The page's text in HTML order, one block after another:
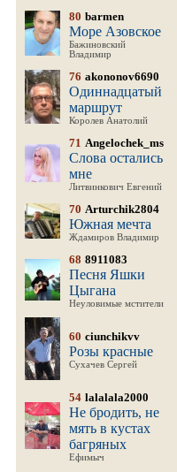
80 barmen
Море Азовское
Бажиновский
Владимир
76 akononov6690
Одиннадцатый
маршрут
Королев Анатолий
71 Angelochek_ms
Слова остались
мне
Литвинкович Евгений
70 Arturchik2804
Южная мечта
Ждамиров Владимир
68 8911083
Песня Яшки
Цыгана
Неуловимые мстители
60 ciunchikvv
Розы красные
Сухачев Сергей
54 lalalala2000
Не бродить, не
мять в кустах
багряных
Ефимыч